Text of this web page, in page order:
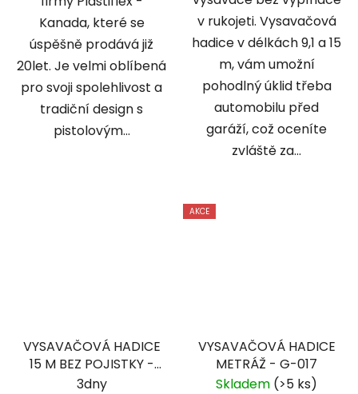
Kanada, které se
úspěšně prodává již
20let. Je velmi oblíbená
pro svoji spolehlivost a
tradiční design s
pistolovým...
v rukojeti. Vysavačová
hadice v délkách 9,1 a 15
m, vám umožní
pohodlný úklid třeba
automobilu před
garáží, což oceníte
zvláště za...
VYSAVAČOVÁ HADICE
15 M BEZ POJISTKY -
BOG-50
3dny
AKCE
VYSAVAČOVÁ HADICE
METRÁŽ - G-017
Skladem (>5 ks)